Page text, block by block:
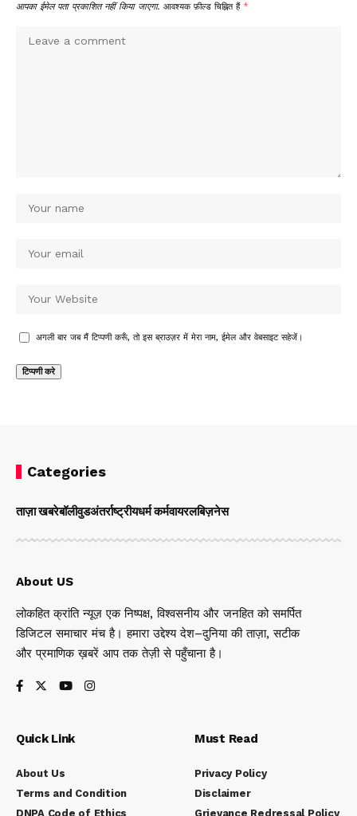
आपका ईमेल पता प्रकाशित नहीं किया जाएगा. आवश्यक फ़ील्ड चिह्नित हैं *
अगली बार जब मैं टिप्पणी करूँ, तो इस ब्राउज़र में मेरा नाम, ईमेल और वेबसाइट सहेजें।
Categories
ताज़ा खबरेबॉलीवुडअंतर्राष्ट्रीयधर्म कर्मवायरलबिज़नेस
About US
लोकहित क्रांति न्यूज़ एक निष्पक्ष, विश्वसनीय और जनहित को समर्पित
डिजिटल समाचार मंच है। हमारा उद्देश्य देश–दुनिया की ताज़ा, सटीक
और प्रमाणिक ख़बरें आप तक तेज़ी से पहुँचाना है।
Quick Link
About Us
Terms and Condition
DNPA Code of Ethics
Must Read
Privacy Policy
Disclaimer
Grievance Redressal Policy